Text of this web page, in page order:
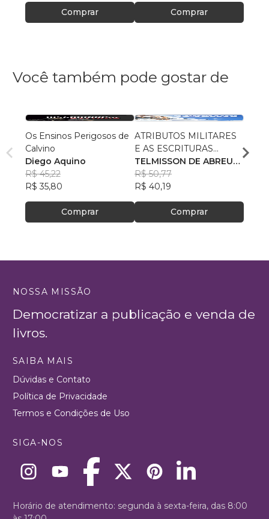
Comprar Comprar
Você também pode gostar de
Os Ensinos Perigosos de
Calvino
Diego Aquino
R$ 45,22
R$ 35,80
Comprar
ATRIBUTOS MILITARES
E AS ESCRITURAS
SAGRADAS
TELMISSON DE ABREU
COSTA
R$ 50,77
R$ 40,19
Comprar
Malik
NOSSA MISSÃO
Democratizar a publicação e venda de
livros.
SAIBA MAIS
Dúvidas e Contato
Política de Privacidade
Termos e Condições de Uso
SIGA-NOS
Horário de atendimento: segunda à sexta-feira, das 8:00